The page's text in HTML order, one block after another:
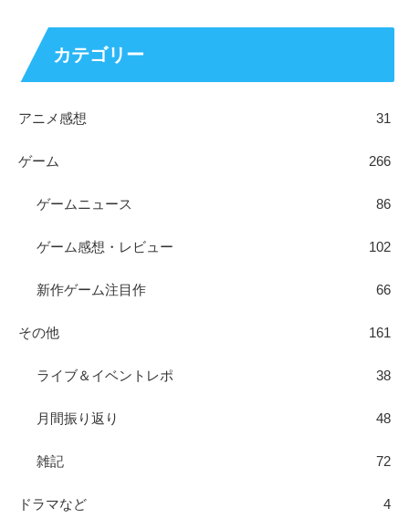
カテゴリー
アニメ感想 31
ゲーム 266
ゲームニュース 86
ゲーム感想・レビュー 102
新作ゲーム注目作 66
その他 161
ライブ＆イベントレポ 38
月間振り返り 48
雑記 72
ドラマなど 4